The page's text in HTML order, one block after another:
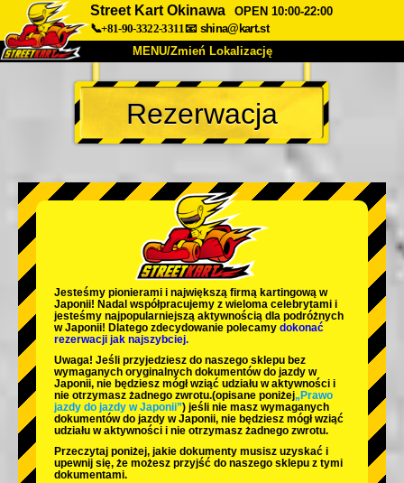
Street Kart Okinawa
OPEN 10:00-22:00
📞+81-90-3322-3311📧 shina@kart.st
MENU/Zmień Lokalizację
TOP
O nas Specyfikacja Cena
Firma Rezerwacja
Zmień Lokalizację
Tokyo Shinagawa Tokyo Akihabara#1
Tokyo Akihabara#2
Tokyo Shibuya Annex Tokyo Bay
Tokyo Asakusa Osaka
Okinawa
Rezerwacja
Jesteśmy pionierami i największą firmą kartingową w
Japonii! Nadal współpracujemy z wieloma celebrytami i
jesteśmy najpopularniejszą aktywnością dla podróżnych
w Japonii! Dlatego zdecydowanie polecamy dokonać
rezerwacji jak najszybciej.
Uwaga! Jeśli przyjedziesz do naszego sklepu bez
wymaganych oryginalnych dokumentów do jazdy w
Japonii, nie będziesz mógł wziąć udziału w aktywności i
nie otrzymasz żadnego zwrotu.(opisane poniżej„Prawo
jazdy do jazdy w Japonii”) jeśli nie masz wymaganych
dokumentów do jazdy w Japonii, nie będziesz mógł wziąć
udziału w aktywności i nie otrzymasz żadnego zwrotu.
Przeczytaj poniżej, jakie dokumenty musisz uzyskać i
upewnij się, że możesz przyjść do naszego sklepu z tymi
dokumentami.